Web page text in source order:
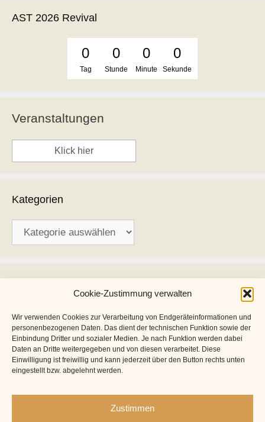
Cookie-Zustimmung verwalten
Wir verwenden Cookies zur Verarbeitung von Endgeräteinformationen und
personenbezogenen Daten. Das dient der technischen Funktion sowie der
Einbindung Dritter und sozialer Medien. Je nach Funktion werden dabei
Daten an Dritte weitergegeben und von diesen verarbeitet. Diese
Einwilligung ist freiwillig und kann jederzeit über den Button rechts unten
eingestellt bzw. abgelehnt werden.
Zustimmen
AST 2026 Revival
0
Tag
0
Stunde
0
Minute
0
Sekunde
Veranstaltungen
Klick hier
Kategorien